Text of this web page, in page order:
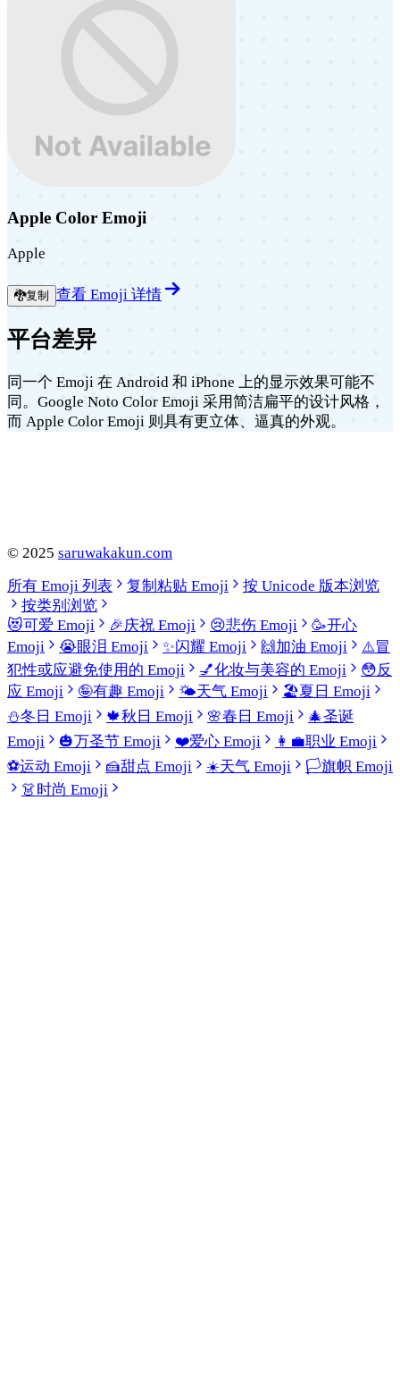
Apple Color Emoji
Apple
🐉复制 查看 Emoji 详情
平台差异
同一个 Emoji 在 Android 和 iPhone 上的显示效果可能不
同。Google Noto Color Emoji 采用简洁扁平的设计风格，
而 Apple Color Emoji 则具有更立体、逼真的外观。
© 2025 saruwakakun.com
所有 Emoji 列表
复制粘贴 Emoji
按 Unicode 版本浏览
按类别浏览
😻可爱 Emoji 🎉庆祝 Emoji 😢悲伤 Emoji 🥳开心
Emoji
😭眼泪 Emoji ✨闪耀 Emoji 🙌 加油 Emoji ⚠️冒
犯性或应避免使用的 Emoji
💅化妆与美容的 Emoji 😳反
应 Emoji
🤪有趣 Emoji 🌤️天气 Emoji 🏖️夏日 Emoji
⛄冬日 Emoji 🍁秋日 Emoji 🌸春日 Emoji 🎄圣诞
Emoji
🎃万圣节 Emoji ❤️爱心 Emoji 👩‍💼职业 Emoji
⚽运动 Emoji 🍰甜点 Emoji ☀️天气 Emoji 🏳️旗帜 Emoji
👗时尚 Emoji